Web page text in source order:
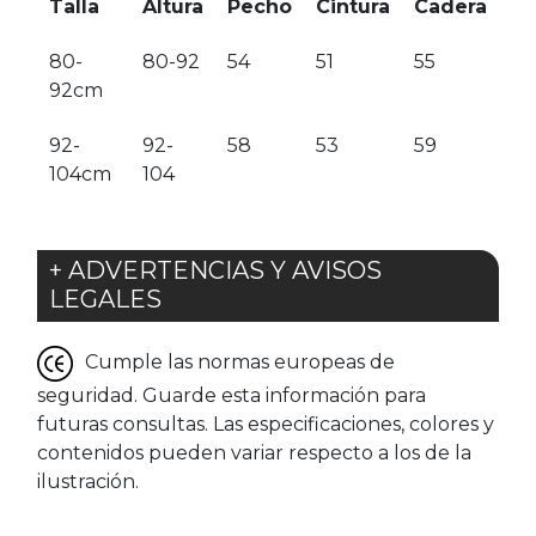
Talla Altura Pecho Cintura Cadera
80-
92cm
80-92 54 51 55
92-
104cm
92-
104
58 53 59
+ ADVERTENCIAS Y AVISOS
LEGALES
Cumple las normas europeas de
seguridad. Guarde esta información para
futuras consultas. Las especificaciones, colores y
contenidos pueden variar respecto a los de la
ilustración.